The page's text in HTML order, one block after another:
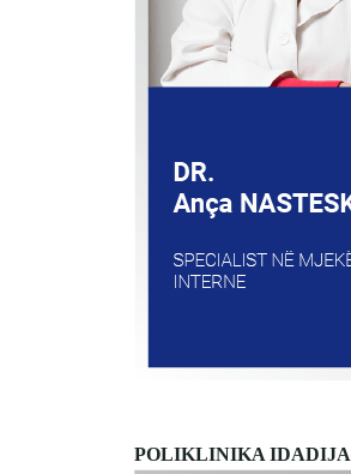
POLIKLINIKA IDADIJA